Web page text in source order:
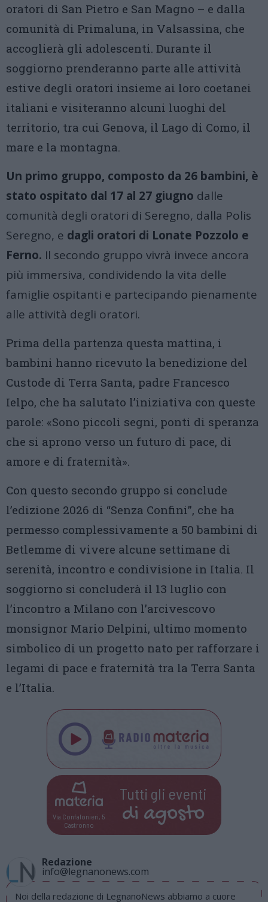
oratori di San Pietro e San Magno – e dalla
comunità di Primaluna, in Valsassina, che
accoglierà gli adolescenti. Durante il
soggiorno prenderanno parte alle attività
estive degli oratori insieme ai loro coetanei
italiani e visiteranno alcuni luoghi del
territorio, tra cui Genova, il Lago di Como, il
mare e la montagna.
Un primo gruppo, composto da 26 bambini, è
stato ospitato dal 17 al 27 giugno dalle
comunità degli oratori di Seregno, dalla Polis
Seregno, e dagli oratori di Lonate Pozzolo e
Ferno. Il secondo gruppo vivrà invece ancora
più immersiva, condividendo la vita delle
famiglie ospitanti e partecipando pienamente
alle attività degli oratori.
Prima della partenza questa mattina, i
bambini hanno ricevuto la benedizione del
Custode di Terra Santa, padre Francesco
Ielpo, che ha salutato l’iniziativa con queste
parole: «Sono piccoli segni, ponti di speranza
che si aprono verso un futuro di pace, di
amore e di fraternità».
Con questo secondo gruppo si conclude
l’edizione 2026 di “Senza Confini”, che ha
permesso complessivamente a 50 bambini di
Betlemme di vivere alcune settimane di
serenità, incontro e condivisione in Italia. Il
soggiorno si concluderà il 13 luglio con
l’incontro a Milano con l’arcivescovo
monsignor Mario Delpini, ultimo momento
simbolico di un progetto nato per rafforzare i
legami di pace e fraternità tra la Terra Santa
e l’Italia.
Via Confalonieri, 5
Castronno
Tutti gli eventi
di agosto
Redazione
info@legnanonews.com
Noi della redazione di LegnanoNews abbiamo a cuore